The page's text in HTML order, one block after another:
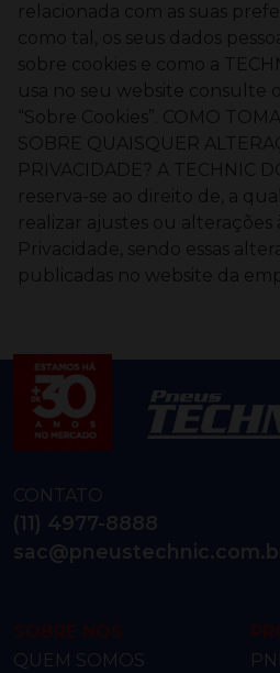
relacionada com as suas
como tal, os seus dados
sobre cookies e como a
usa no seu website consulte
“Sobre Cookies”. COMO
SOBRE QUAISQUER
PRIVACIDADE? A TECHNIC
reserva-se ao direito de, a
realizar ajustes ou
Privacidade, sendo essas
publicadas no website da
CONTATO
(11) 4977-8888
QUEM SOMOS